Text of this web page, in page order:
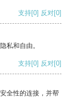
支持[0] 反对[0]
私和自由。
支持[0] 反对[0]
全性的连接，并帮